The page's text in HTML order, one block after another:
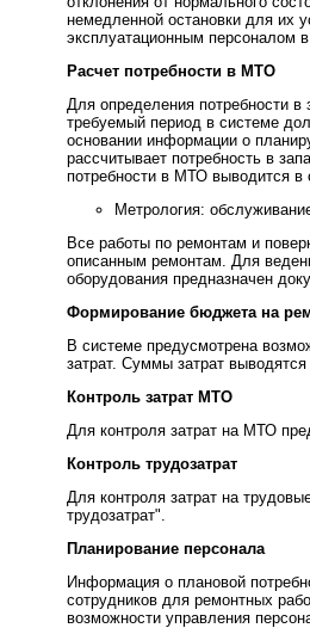
немедленной остановки для их
эксплуатационным персоналом
Расчет потребности в МТО
Для определения потребности в
требуемый период в системе
основании информации о
рассчитывает потребность в
потребности в МТО выводится
Метрология:
Все работы по ремонтам и
описанным ремонтам. Для
оборудования предназначен
Формирование бюджета на
В системе предусмотрена
затрат. Суммы затрат
Контроль затрат МТО
Для контроля затрат на МТО
Контроль трудозатрат
Для контроля затрат на
трудозатрат".
Планирование персонала
Информация о плановой
сотрудников для ремонтных
возможности управления